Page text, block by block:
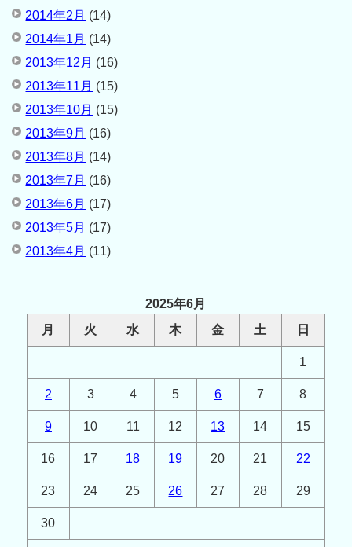
2014年2月 (14)
2014年1月 (14)
2013年12月 (16)
2013年11月 (15)
2013年10月 (15)
2013年9月 (16)
2013年8月 (14)
2013年7月 (16)
2013年6月 (17)
2013年5月 (17)
2013年4月 (11)
2025年6月
月
火 水 木 金 土 日
1
2 3 4 5 6 7 8
9 10 11 12 13 14 15
16 17 18 19 20 21 22
23 24 25 26 27 28 29
30